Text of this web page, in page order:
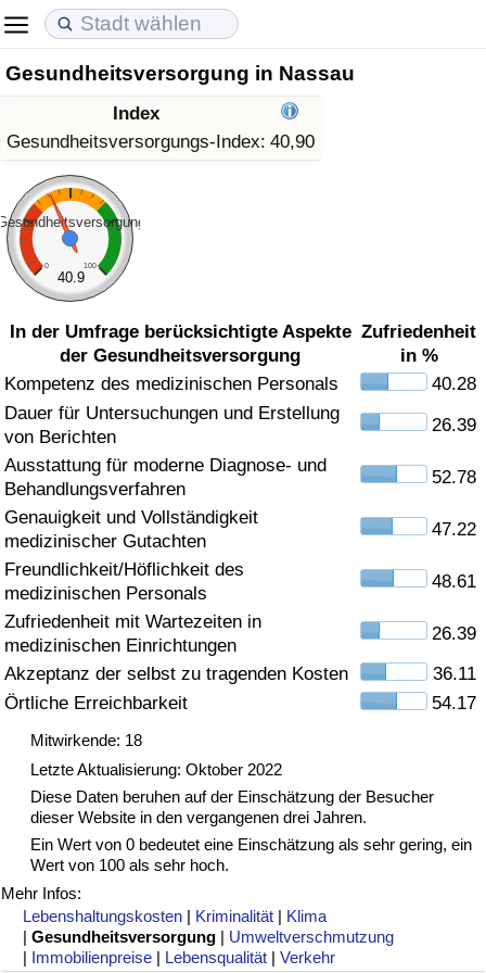
Gesundheitsversorgung in Nassau
Index
Gesundheitsversorgungs-Index: 40,90
0 100
40.9
In der Umfrage berücksichtigte Aspekte
der Gesundheitsversorgung
Zufriedenheit
in %
Kompetenz des medizinischen Personals
40.28
Dauer für Untersuchungen und Erstellung
von Berichten
26.39
Ausstattung für moderne Diagnose- und
Behandlungsverfahren
52.78
Genauigkeit und Vollständigkeit
medizinischer Gutachten
47.22
Freundlichkeit/Höflichkeit des
medizinischen Personals
48.61
Zufriedenheit mit Wartezeiten in
medizinischen Einrichtungen
26.39
Akzeptanz der selbst zu tragenden Kosten
36.11
Örtliche Erreichbarkeit
54.17
Mitwirkende: 18
Letzte Aktualisierung: Oktober 2022
Diese Daten beruhen auf der Einschätzung der Besucher
dieser Website in den vergangenen drei Jahren.
Ein Wert von 0 bedeutet eine Einschätzung als sehr gering, ein
Wert von 100 als sehr hoch.
Mehr Infos:
Lebenshaltungskosten | Kriminalität | Klima
|Gesundheitsversorgung | Umweltverschmutzung
| Immobilienpreise | Lebensqualität |Verkehr
Lebenshaltungskosten
Lebenshaltungskosten-Index (aktuell)
Lebenshaltungskosten-Index
Lebenshaltungskosten-Index nach Land
in Akaba
Immobilienpreise
Immobilienpreis-Index (aktuell)
Immobilienpreis-Index
Immobilienpreis-Index nach Land
Lebensqualität
Lebensqualität-Index
Lebensqualität-Index (aktuell)
Lebensqualitätsindex nach Land
Kriminalität
Kriminalitäts-Index (aktuell)
Kriminalitäts-Index
Kriminalitätsindex nach Land
Gesundheitsversorgung
Gesundheitsversorgungs-Index (aktuell)
Gesundheitsversorgungs-Index
Gesundheitsversorgungs-Index nach Land
Umweltverschmutzung
Umweltverschmutzungs-Index (aktuell)
Verschmutzungsindex
Umweltverschmutzungs-Index nach Land
Verkehr